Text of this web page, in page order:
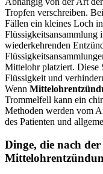
Tropfen verschreiben.
Fällen ein kleines Loch
wiederkehrenden
Mittelohr platziert. Diese
Flüssigkeit und
Wenn
Trommelfell kann ein
Methoden werden vom
des Patienten und
Dinge, die nach